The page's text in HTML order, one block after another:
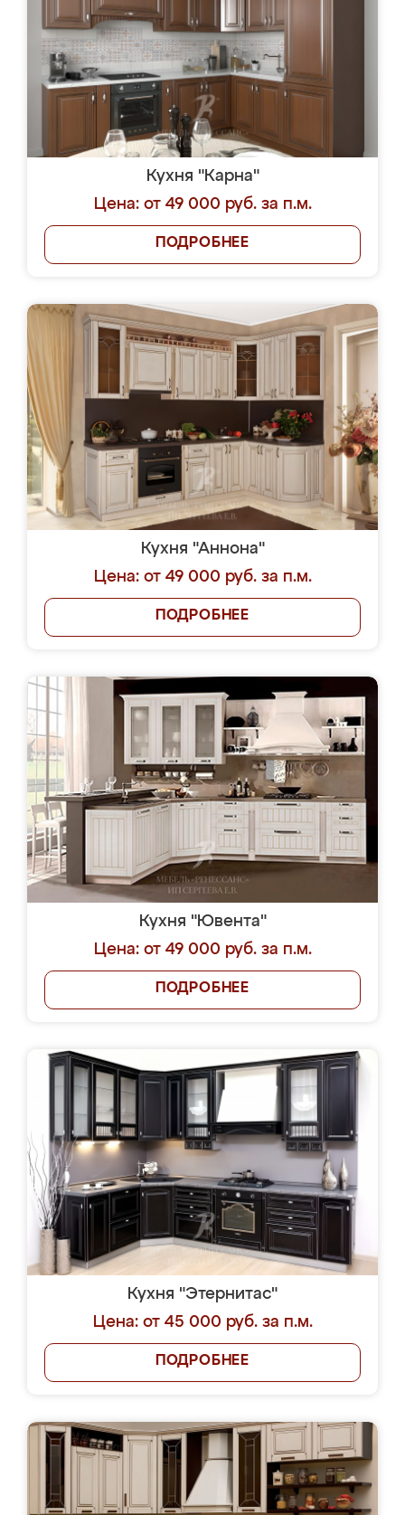
Кухня "Карна"
Цена: от 49 000 руб. за п.м.
ПОДРОБНЕЕ
Кухня "Аннона"
Цена: от 49 000 руб. за п.м.
ПОДРОБНЕЕ
Кухня "Ювента"
Цена: от 49 000 руб. за п.м.
ПОДРОБНЕЕ
Кухня "Этернитас"
Цена: от 45 000 руб. за п.м.
ПОДРОБНЕЕ